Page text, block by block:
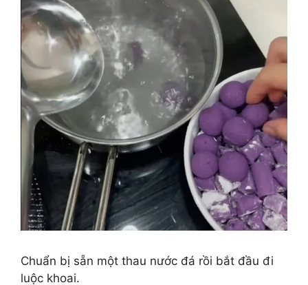
Chuẩn bị sẵn một thau nước đá rồi bắt đầu đi
luộc khoai.